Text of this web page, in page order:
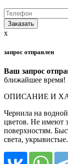
x
запрос отправлен
Ваш запрос
ближайшее время!
ОПИСАНИЕ И
Чернила на водной
цветов. Не имеют
поверхностям.
света, укрывистые.